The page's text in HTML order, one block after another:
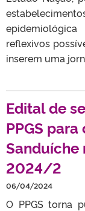
reflexivos
inserem uma
Edital de
PPGS
Sanduíche
2024/2
06/04/2024
O PPGS torna